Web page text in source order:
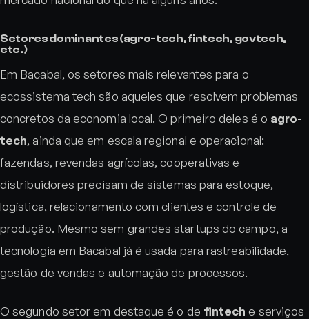
Setores dominantes (agro-tech, fintech, govtech,
etc.)
Em Bacabal, os setores mais relevantes para o
ecossistema tech são aqueles que resolvem problemas
concretos da economia local. O primeiro deles é o agro-
tech, ainda que em escala regional e operacional:
fazendas, revendas agrícolas, cooperativas e
distribuidores precisam de sistemas para estoque,
logística, relacionamento com clientes e controle de
produção. Mesmo sem grandes startups do campo, a
tecnologia em Bacabal já é usada para rastreabilidade,
gestão de vendas e automação de processos.
O segundo setor em destaque é o de fintech e serviços